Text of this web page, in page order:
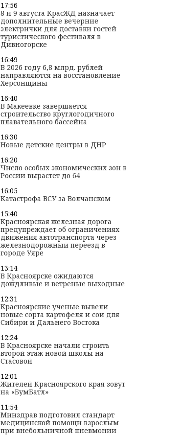
17:56
8 и 9 августа КрасЖД назначает
дополнительные вечерние
электрички для доставки гостей
туристического фестиваля в
Дивногорске
16:49
В 2026 году 6,8 млрд. рублей
направляются на восстановление
Херсонщины
16:40
В Макеевке завершается
строительство круглогодичного
плавательного бассейна
16:30
Новые детские центры в ДНР
16:20
Число особых экономических зон в
России вырастет до 64
16:05
Катастрофа ВСУ за Волчанском
15:40
Красноярская железная дорога
предупреждает об ограничениях
движения автотранспорта через
железнодорожный переезд в
городе Уяре
13:14
В Красноярске ожидаются
дождливые и ветреные выходные
12:31
Красноярские ученые вывели
новые сорта картофеля и сои для
Сибири и Дальнего Востока
12:24
В Красноярске начали строить
второй этаж новой школы на
Стасовой
12:01
Жителей Красноярского края зовут
на «БумБатл»
11:54
Минздрав подготовил стандарт
медицинской помощи взрослым
при внебольничной пневмонии